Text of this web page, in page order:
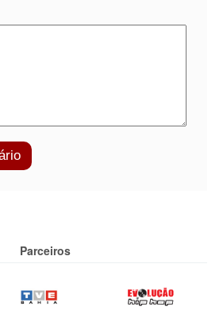
Parceiros